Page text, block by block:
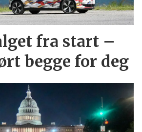
fra start –
begge for deg